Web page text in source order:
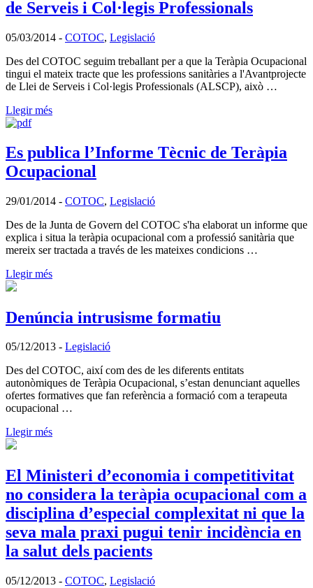
de Serveis i Col·legis Professionals
05/03/2014 - COTOC, Legislació
Des del COTOC seguim treballant per a que la Teràpia Ocupacional
tingui el mateix tracte que les professions sanitàries a l'Avantprojecte
de Llei de Serveis i Col·legis Professionals (ALSCP), això …
Llegir més
Es publica l’Informe Tècnic de Teràpia
Ocupacional
29/01/2014 - COTOC, Legislació
Des de la Junta de Govern del COTOC s'ha elaborat un informe que
explica i situa la teràpia ocupacional com a professió sanitària que
mereix ser tractada a través de les mateixes condicions …
Llegir més
Denúncia intrusisme formatiu
05/12/2013 - Legislació
Des del COTOC, així com des de les diferents entitats
autonòmiques de Teràpia Ocupacional, s’estan denunciant aquelles
ofertes formatives que fan referència a formació com a terapeuta
ocupacional …
Llegir més
El Ministeri d’economia i competitivitat
no considera la teràpia ocupacional com a
disciplina d’especial complexitat ni que la
seva mala praxi pugui tenir incidència en
la salut dels pacients
05/12/2013 - COTOC, Legislació